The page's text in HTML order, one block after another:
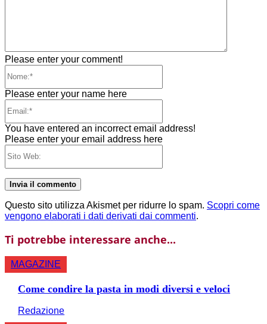
Please enter your comment!
Please enter your name here
You have entered an incorrect email address!
Please enter your email address here
Questo sito utilizza Akismet per ridurre lo spam. Scopri come
vengono elaborati i dati derivati dai commenti.
Ti potrebbe interessare anche...
MAGAZINE
Come condire la pasta in modi diversi e veloci
Redazione